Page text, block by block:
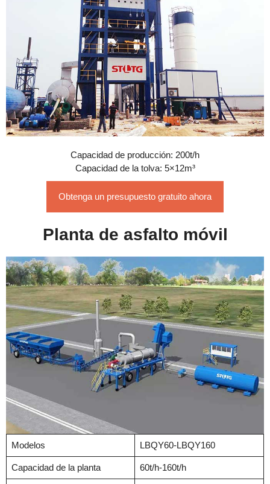
Capacidad de producción: 200t/h
Capacidad de la tolva: 5×12m³
Obtenga un presupuesto gratuito ahora
Planta de asfalto móvil
Modelos LBQY60-LBQY160
Capacidad de la planta 60t/h-160t/h